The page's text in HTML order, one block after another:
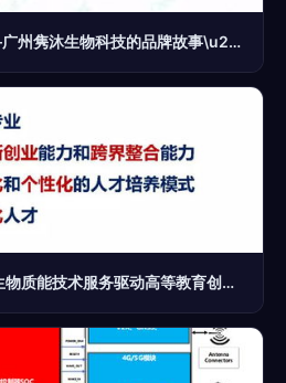
根植广州，赋能绿色——广州隽沐生物科技的品牌故事\u200b
城校共生、产教融合 以生物质能技术服务驱动高等教育创新与社会服务能力提升